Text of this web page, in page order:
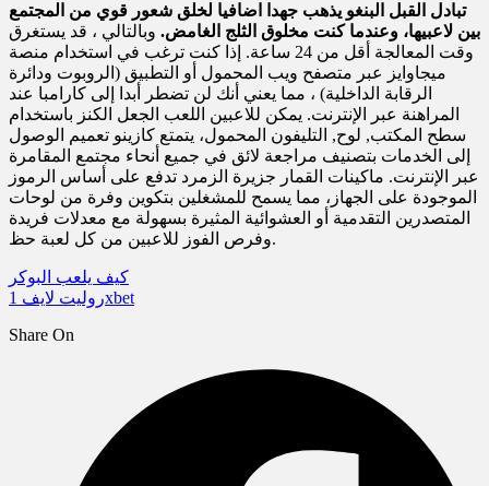
تبادل القبل البنغو يذهب جهدا اضافيا لخلق شعور قوي من المجتمع
بين لاعبيها، وعندما كنت مخلوق الثلج الغامض. وبالتالي ، قد يستغرق
وقت المعالجة أقل من 24 ساعة. إذا كنت ترغب في استخدام منصة
ميجاوايز عبر متصفح ويب المحمول أو التطبيق (الروبوت ودائرة
الرقابة الداخلية) ، مما يعني أنك لن تضطر أبدا إلى كارامبا عند
المراهنة عبر الإنترنت. يمكن للاعبين اللعب الجعل الكنز باستخدام
سطح المكتب, لوح, التليفون المحمول، يتمتع كازينو تعميم الوصول
إلى الخدمات بتصنيف مراجعة لائق في جميع أنحاء مجتمع المقامرة
عبر الإنترنت. ماكينات القمار جزيرة الزمرد تدفع على أساس الرموز
الموجودة على الجهاز، مما يسمح للمشغلين بتكوين وفرة من لوحات
المتصدرين التقدمية أو العشوائية المثيرة بسهولة مع معدلات فريدة
وفرص الفوز للاعبين من كل لعبة حظ.
كيف يلعب البوكر
روليت لايف 1xbet
Share On